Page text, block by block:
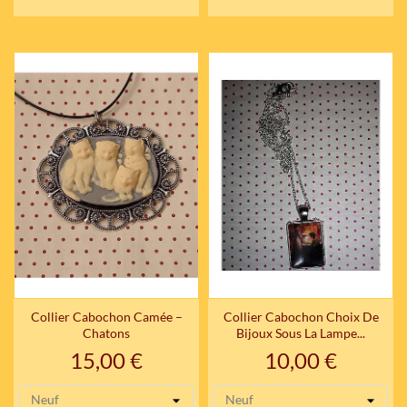
Collier Cabochon Camée –
Chatons
Prix
15,00 €
Collier Cabochon Choix De
Bijoux Sous La Lampe...
Prix
10,00 €